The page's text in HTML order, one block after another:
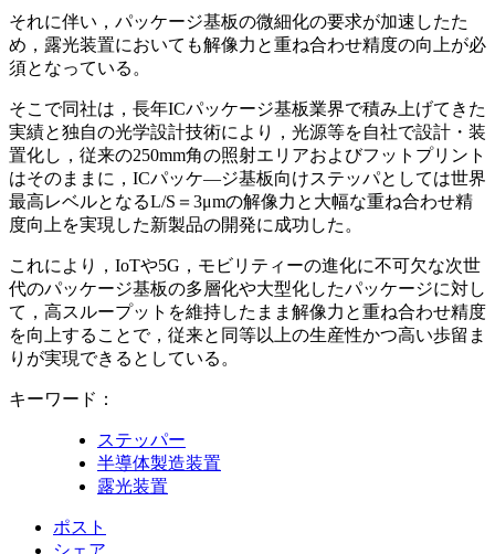
それに伴い，パッケージ基板の微細化の要求が加速したた
め，露光装置においても解像力と重ね合わせ精度の向上が必
須となっている。
そこで同社は，長年ICパッケージ基板業界で積み上げてきた
実績と独自の光学設計技術により，光源等を自社で設計・装
置化し，従来の250mm角の照射エリアおよびフットプリント
はそのままに，ICパッケ―ジ基板向けステッパとしては世界
最高レベルとなるL/S＝3μmの解像力と大幅な重ね合わせ精
度向上を実現した新製品の開発に成功した。
これにより，IoTや5G，モビリティーの進化に不可欠な次世
代のパッケージ基板の多層化や大型化したパッケージに対し
て，高スループットを維持したまま解像力と重ね合わせ精度
を向上することで，従来と同等以上の生産性かつ高い歩留ま
りが実現できるとしている。
キーワード：
ステッパー
半導体製造装置
露光装置
ポスト